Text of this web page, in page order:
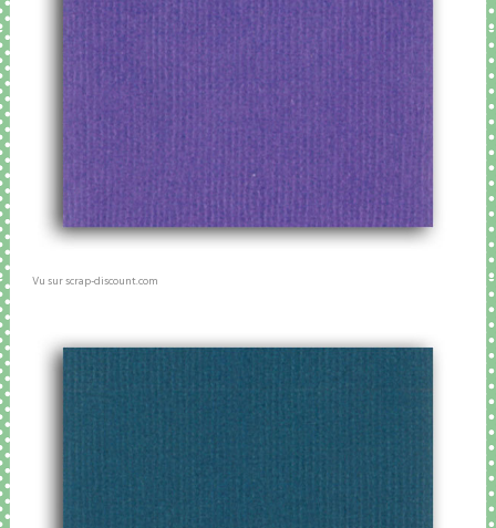
Vu sur scrap-discount.com